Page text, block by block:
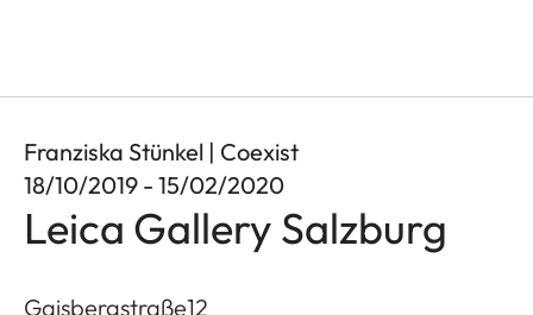
Franziska Stünkel | Coexist
18/10/2019 - 15/02/2020
Leica Gallery Salzburg
Gaisbergstraße12